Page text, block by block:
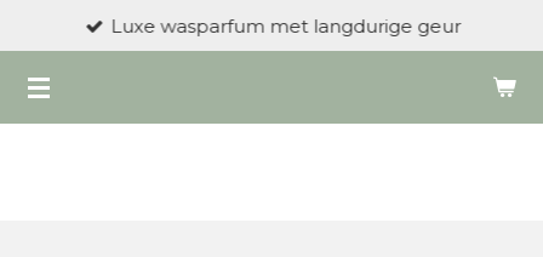
naar
de
Luxe wasparfum met langdurige geur